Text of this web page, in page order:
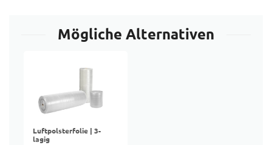
Mögliche Alternativen
Luftpolsterfolie | 3-
lagig